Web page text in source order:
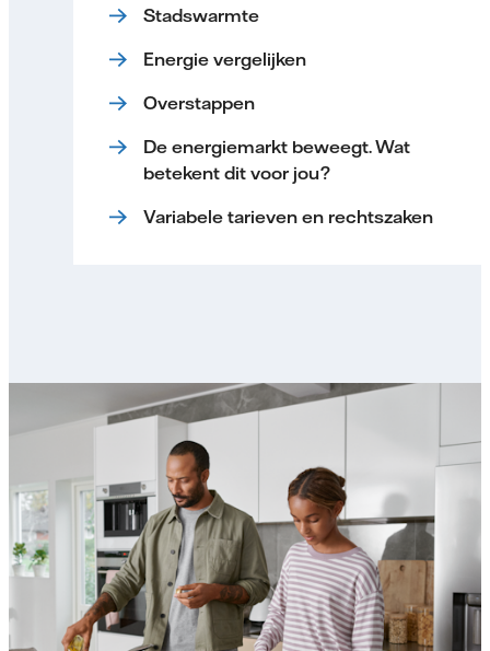
Stadswarmte
Energie vergelijken
Overstappen
De energiemarkt beweegt. Wat
betekent dit voor jou?
Variabele tarieven en rechtszaken